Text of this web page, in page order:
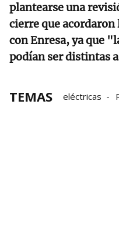
plantearse una
cierre que
con Enresa, ya que
podían ser distintas
TEMAS eléctricas